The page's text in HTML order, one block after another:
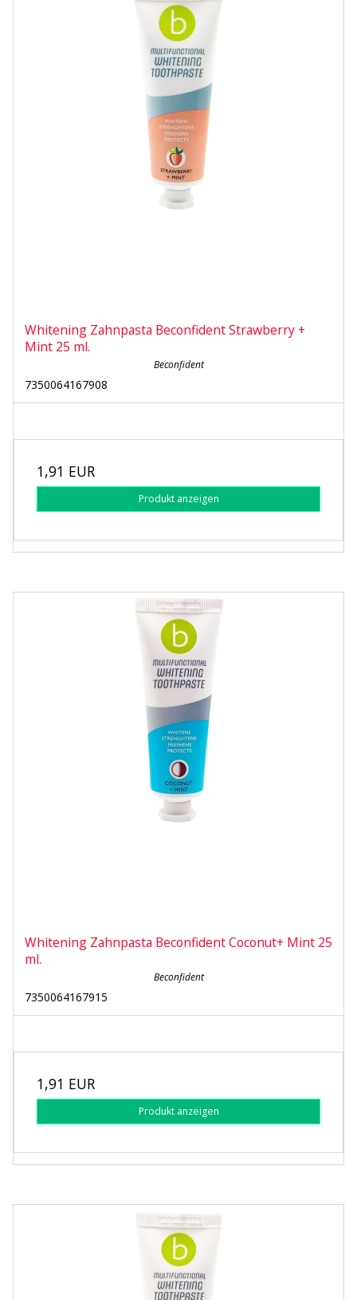
Whitening Zahnpasta Beconfident Strawberry +
Mint 25 ml.
Beconfident
7350064167908
1,91 EUR
Produkt anzeigen
Whitening Zahnpasta Beconfident Coconut+ Mint 25
ml.
Beconfident
7350064167915
1,91 EUR
Produkt anzeigen